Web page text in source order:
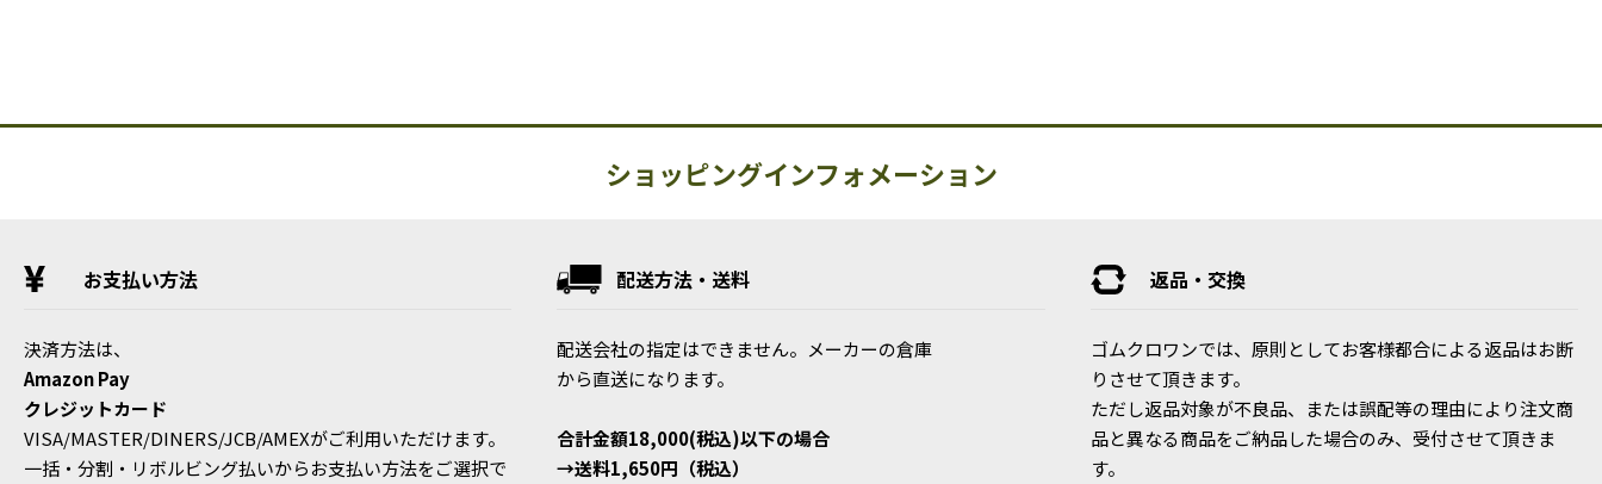
ショッピングインフォメーション
お支払い方法
決済方法は、
Amazon Pay
クレジットカード
VISA/MASTER/DINERS/JCB/AMEXがご利用いただけます。
一括・分割・リボルビング払いからお支払い方法をご選択で
配送方法・送料
配送会社の指定はできません。メーカーの倉庫
から直送になります。
合計金額18,000(税込)以下の場合
→送料1,650円（税込）
返品・交換
ゴムクロワンでは、原則としてお客様都合による返品はお断
りさせて頂きます。
ただし返品対象が不良品、または誤配等の理由により注文商
品と異なる商品をご納品した場合のみ、受付させて頂きま
す。